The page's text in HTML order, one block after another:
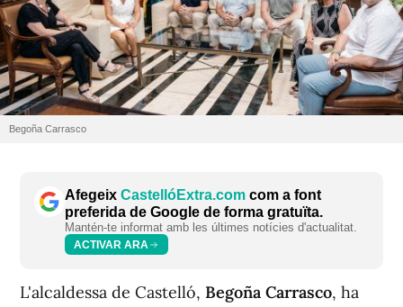
Begoña Carrasco
Afegeix CastellóExtra.com com a font
preferida de Google de forma gratuïta.
Mantén-te informat amb les últimes notícies d'actualitat.
ACTIVAR ARA
L'alcaldessa de Castelló, Begoña Carrasco, ha